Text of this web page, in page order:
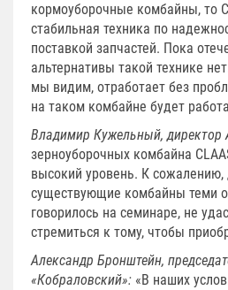
кормоуборочные комбайны, то
стабильная техника по
поставкой запчастей. Пока
альтернативы такой технике
мы видим, отработает без
на таком комбайне будет
Владимир Кужельный, директор
зерноуборочных комбайна
высокий уровень. К сожалению,
существующие комбайны теми
говорилось на семинаре, не
стремиться к тому, чтобы
Александр Бронштейн,
«Кобраловский»: «В наших